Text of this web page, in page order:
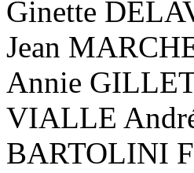
Ginette
Jean
Annie
VIALLE
BARTOLINI